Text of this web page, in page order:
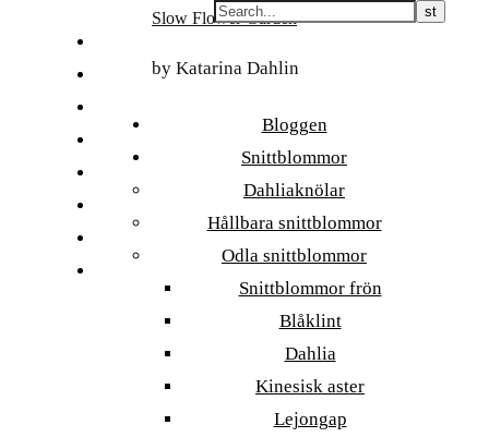
Slow Flower Garden
by Katarina Dahlin
Bloggen
Snittblommor
Dahliaknölar
Hållbara snittblommor
Odla snittblommor
Snittblommor frön
Blåklint
Dahlia
Kinesisk aster
Lejongap